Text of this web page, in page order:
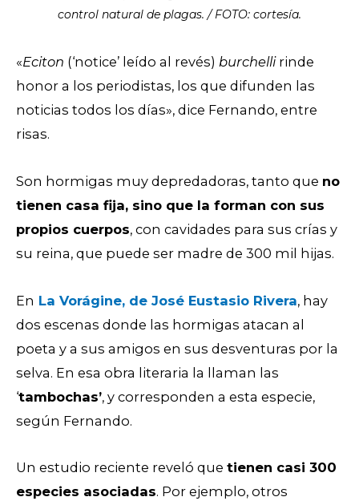
control natural de plagas. / FOTO: cortesía.
«Eciton (‘notice’ leído al revés) burchellirinde
honor a los periodistas, los que difunden las
noticias todos los días», dice Fernando, entre
risas.
Son hormigas muy depredadoras, tanto que no
tienen casa fija, sino que la forman con sus
propios cuerpos, con cavidades para sus crías y
su reina, que puede ser madre de 300 mil hijas.
En La Vorágine, de José Eustasio Rivera, hay
dos escenas donde las hormigas atacan al
poeta y a sus amigos en sus desventuras por la
selva. En esa obra literaria la llaman las
‘tambochas’, y corresponden a esta especie,
según Fernando.
Un estudio reciente reveló que tienen casi 300
especies asociadas. Por ejemplo, otros